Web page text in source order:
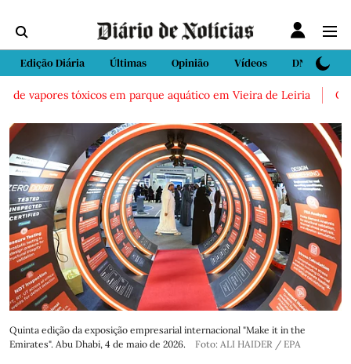
Edição Diária Últimas Opinião Vídeos DN Sport
tóxicos em parque aquático em Vieira de Leiria Casal
Quinta edição da exposição empresarial internacional "Make it in the
Emirates". Abu Dhabi, 4 de maio de 2026.
Foto: ALI HAIDER / EPA